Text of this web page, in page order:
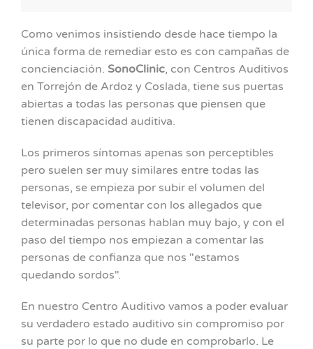
Como venimos insistiendo desde hace tiempo la
única forma de remediar esto es con campañas de
concienciación. SonoClinic, con Centros Auditivos
en Torrejón de Ardoz y Coslada, tiene sus puertas
abiertas a todas las personas que piensen que
tienen discapacidad auditiva.
Los primeros síntomas apenas son perceptibles
pero suelen ser muy similares entre todas las
personas, se empieza por subir el volumen del
televisor, por comentar con los allegados que
determinadas personas hablan muy bajo, y con el
paso del tiempo nos empiezan a comentar las
personas de confianza que nos "estamos
quedando sordos".
En nuestro Centro Auditivo vamos a poder evaluar
su verdadero estado auditivo sin compromiso por
su parte por lo que no dude en comprobarlo. Le